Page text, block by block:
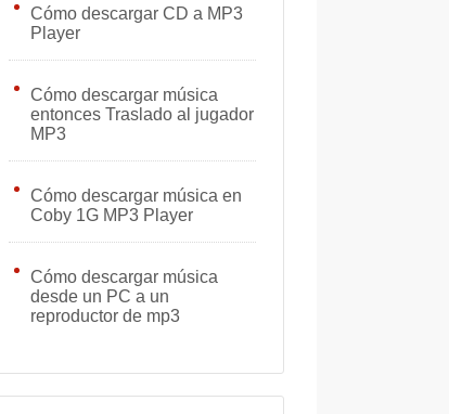
Cómo descargar CD a MP3
Player
Cómo descargar música
entonces Traslado al jugador
MP3
Cómo descargar música en
Coby 1G MP3 Player
Cómo descargar música
desde un PC a un
reproductor de mp3